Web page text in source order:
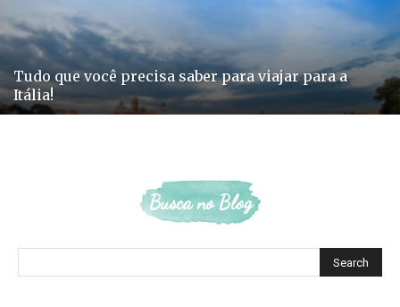
Tudo que você precisa saber para viajar para a
Itália!
Busca no Blog